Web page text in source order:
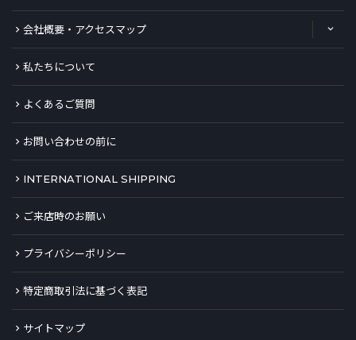
会社概要・アクセスマップ
私たちについて
よくあるご質問
お問い合わせの前に
INTERNATIONAL SHIPPING
ご来店時のお願い
プライバシーポリシー
特定商取引法に基づく表記
サイトマップ